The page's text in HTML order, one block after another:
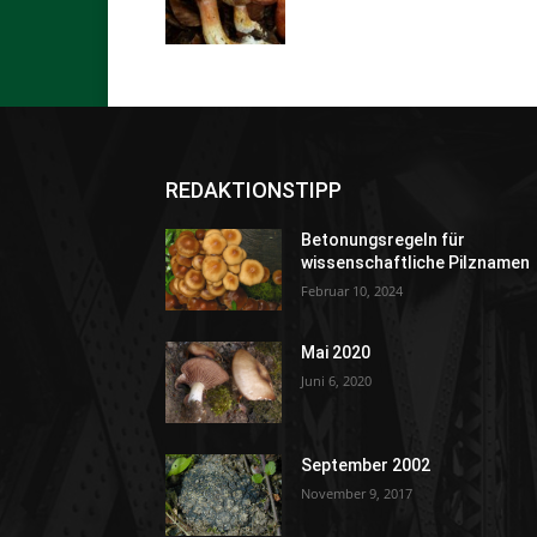
REDAKTIONSTIPP
Betonungsregeln für
wissenschaftliche Pilznamen
Februar 10, 2024
Mai 2020
Juni 6, 2020
September 2002
November 9, 2017